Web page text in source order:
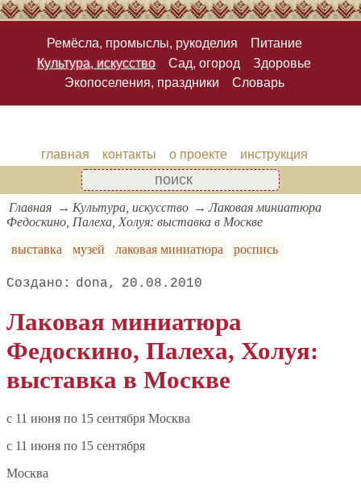
Ремёсла, промыслы, рукоделия
Питание
Культура, искусство
Сад, огород
Здоровье
Экопоселения, праздники
Словарь
главная контакты о проекте инструкция
Главная Культура, искусство
Лаковая миниатюра
Федоскино, Палеха, Холуя: выставка в Москве
выставка
музей лаковая миниатюра роспись
dona 20.08.2010
Лаковая миниатюра
Федоскино, Палеха, Холуя:
выставка в Москве
c 11 июня по 15 сентября Москва
c 11 июня по 15 сентября
Москва